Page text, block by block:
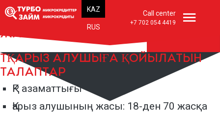
Тіліңізді таңдаңыз
KAZ
RUS
Call center
+7 702 054 4419
СІЗДІҢ СЕНІМДІ
ҚАРЖЫЛЫҚ
ЖАСТЫҒЫҢЫЗ!
ТҚАРЫЗ АЛУШЫҒА ҚОЙЫЛАТЫН
ТАЛАПТАР
ҚР азаматтығы
Қарыз алушының жасы: 18-ден 70 жасқа